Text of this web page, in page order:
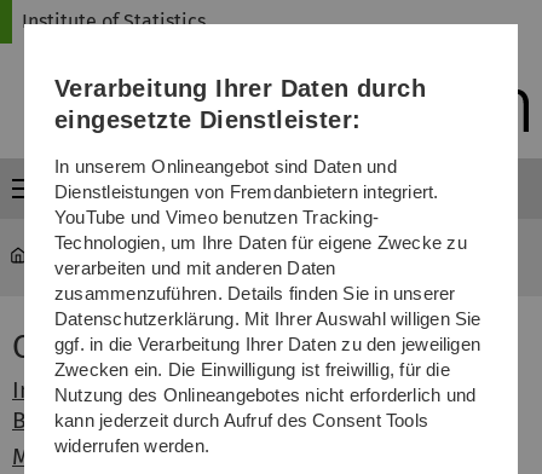
Direkt
Direkt
Direkt
(Sprache,
Drucken,
Media)
Direkt
Direkt
Institute of Statistics
Menü
Consulting Class
Institut für Epidemiologie und Medizinische
Biometrie
Moodle
Verarbeitung Ihrer Daten durch
eingesetzte Dienstleister:
In unserem Onlineangebot sind Daten und
Dienstleistungen von Fremdanbietern integriert.
YouTube und Vimeo benutzen Tracking-
Technologien, um Ihre Daten für eigene Zwecke zu
verarbeiten und mit anderen Daten
zusammenzuführen. Details finden Sie in unserer
Datenschutzerklärung. Mit Ihrer Auswahl willigen Sie
ggf. in die Verarbeitung Ihrer Daten zu den jeweiligen
Zwecken ein. Die Einwilligung ist freiwillig, für die
Nutzung des Onlineangebotes nicht erforderlich und
kann jederzeit durch Aufruf des Consent Tools
widerrufen werden.